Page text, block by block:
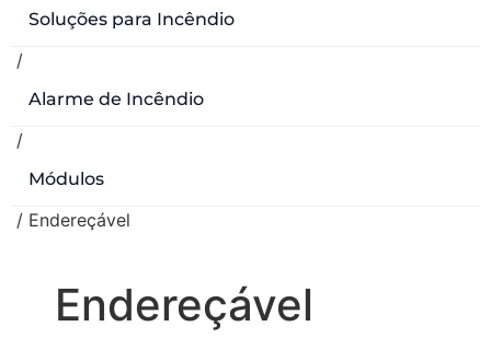
Soluções para Incêndio
/
Alarme de Incêndio
/
Módulos
/ Endereçável
Endereçável